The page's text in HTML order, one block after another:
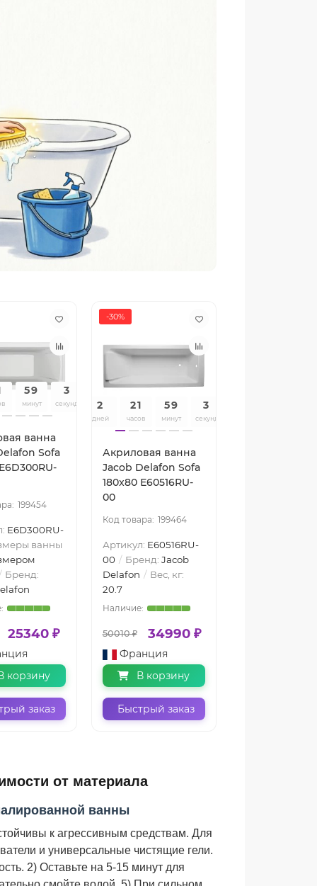
59
минут
1
секунд
ванна
Sofa
199454
E6D300RU-
ванны
Бренд:
25340 ₽
корзину
заказ
-30%
2
дней
21
часов
59
минут
1
секунд
Акриловая ванна
Jacob Delafon Sofa
180x80 Е60516RU-
00
199464
Артикул: E60516RU-
00
Бренд: Jacob
Delafon
Вес, кг:
20.7
50010 ₽ 34990 ₽
Франция
В корзину
Быстрый заказ
от материала
ванны
к агрессивным средствам. Для
и универсальные чистящие гели.
2) Оставьте на 5-15 минут для